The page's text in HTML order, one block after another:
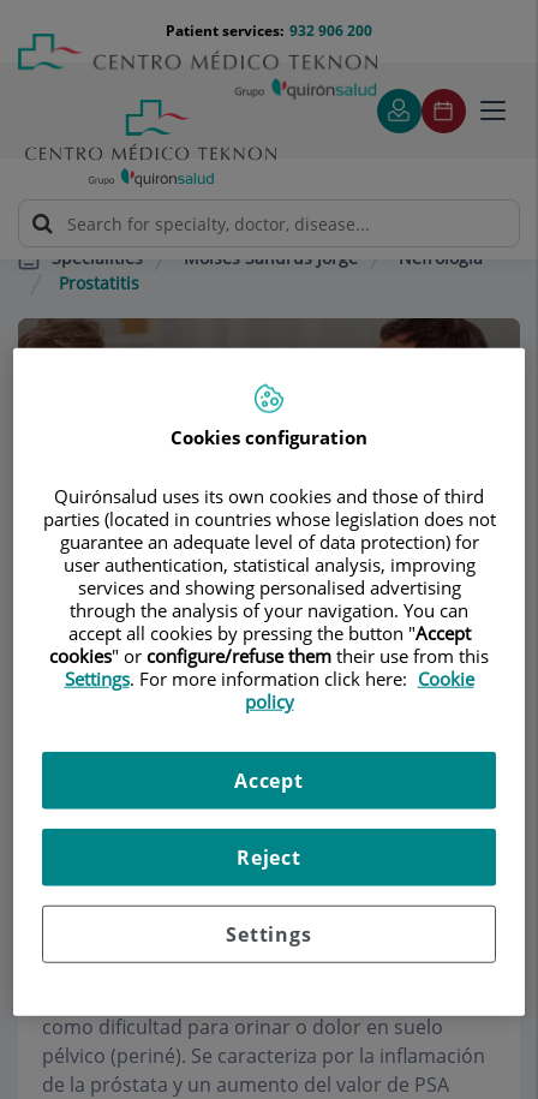
content
Menú
teléfono
cabecera
932 906 200
Patient services:
Specialities Moisés Sandrús Jorge
Nefrología
Prostatitis
Moisés Sandrús
INTERNAL MEDICINENEPHROLOGY
TeamContact
Make an appointment
Prostatitis
es una infección localizada en la
próstata que se caracteriza por la aparición de
como dificultad para orinar o dolor en suelo
pélvico (periné). Se caracteriza por la inflamación
de la próstata y un aumento del valor de PSA
Cookies configuration
Quirónsalud uses its own cookies and those of third
parties (located in countries whose legislation does not
guarantee an adequate level of data protection) for
user authentication, statistical analysis, improving
services and showing personalised advertising
through the analysis of your navigation. You can
accept all cookies by pressing the button "Accept
cookies" or configure/refuse them their use from this
Settings. For more information click here: Cookie
policy
Settings
Reject
Accept